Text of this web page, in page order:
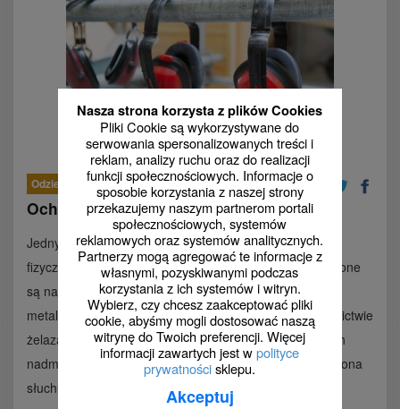
Nasza strona korzysta z plików Cookies
Pliki Cookie są wykorzystywane do
serwowania spersonalizowanych treści i
reklam, analizy ruchu oraz do realizacji
funkcji społecznościowych. Informacje o
sposobie korzystania z naszej strony
przekazujemy naszym partnerom portali
społecznościowych, systemów
reklamowych oraz systemów analitycznych.
Partnerzy mogą agregować te informacje z
własnymi, pozyskiwanymi podczas
korzystania z ich systemów i witryn.
Wybierz, czy chcesz zaakceptować pliki
cookie, abyśmy mogli dostosować naszą
witrynę do Twoich preferencji. Więcej
informacji zawartych jest wpolityce
prywatnościsklepu.
Akceptuj
Odzież ochronna i BHP Przepisy, ustawy
Ochrona słuchu
Jednym ze szkodliwych i niebezpiecznych dla zdrowia
fizycznych czynników w miejscu pracy jest hałas. Narażone
są na niego zwłaszcza osoby zatrudnione w przemyśle
metalowym, drzewnym i maszynowym, górnictwie i hutnictwie
żelaza. Aby uniknąć uszkodzeń słuchu, spowodowanych
nadmiernym hałasem, konieczna jest odpowiednia ochrona
słuchu.